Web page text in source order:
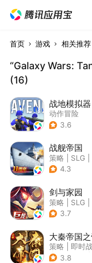
首页 游戏 相关推荐
“Galaxy Wars:
(16)
战地模拟器
动作冒险
| 第一人称射
3.6
战舰帝国
策略 SLG
| 写实
4.3
剑与家园
策略 SLG
| 欧美风
3.7
大秦帝国
策略
即时
| 小说改编
3.8